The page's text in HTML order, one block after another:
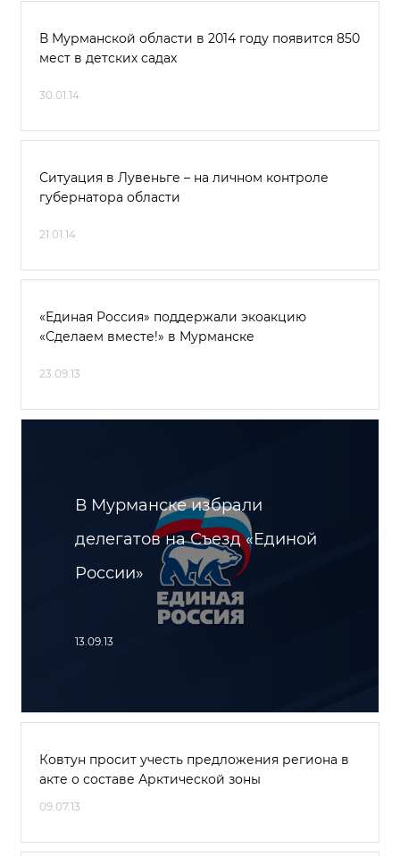
В Мурманской области в 2014 году появится 850
мест в детских садах
30.01.14
Ситуация в Лувеньге – на личном контроле
губернатора области
21.01.14
«Единая Россия» поддержали экоакцию
«Сделаем вместе!» в Мурманске
23.09.13
В Мурманске избрали
делегатов на Съезд «Единой
России»
13.09.13
Ковтун просит учесть предложения региона в
акте о составе Арктической зоны
09.07.13